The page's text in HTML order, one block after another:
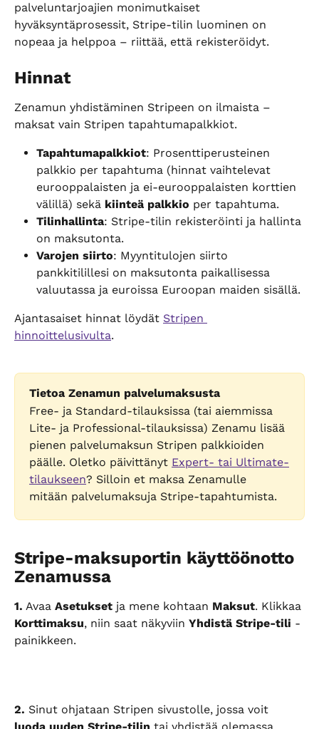
palveluntarjoajien monimutkaiset
hyväksyntäprosessit, Stripe-tilin luominen on
nopeaa ja helppoa – riittää, että rekisteröidyt.
Hinnat
Zenamun yhdistäminen Stripeen on ilmaista –
maksat vain Stripen tapahtumapalkkiot.
Tapahtumapalkkiot: Prosenttiperusteinen
palkkio per tapahtuma (hinnat vaihtelevat
eurooppalaisten ja ei-eurooppalaisten korttien
välillä) sekä kiinteä palkkio per tapahtuma.
Tilinhallinta: Stripe-tilin rekisteröinti ja hallinta
on maksutonta.
Varojen siirto: Myyntitulojen siirto
pankkitilillesi on maksutonta paikallisessa
valuutassa ja euroissa Euroopan maiden sisällä.
Ajantasaiset hinnat löydät Stripen
hinnoittelusivulta.
Tietoa Zenamun palvelumaksusta
Free- ja Standard-tilauksissa (tai aiemmissa
Lite- ja Professional-tilauksissa) Zenamu lisää
pienen palvelumaksun Stripen palkkioiden
päälle. Oletko päivittänyt Expert- tai Ultimate-
tilaukseen? Silloin et maksa Zenamulle
mitään palvelumaksuja Stripe-tapahtumista.
Stripe-maksuportin käyttöönotto
Zenamussa
1. Avaa Asetukset ja mene kohtaan Maksut. Klikkaa
Korttimaksu, niin saat näkyviin Yhdistä Stripe-tili -
painikkeen.
2. Sinut ohjataan Stripen sivustolle, jossa voit